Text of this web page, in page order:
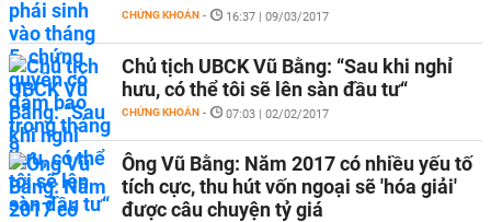
CHỨNG KHOÁN - 16:37 | 09/03/2017
Chủ tịch UBCK Vũ Bằng: “Sau khi nghỉ
hưu, có thể tôi sẽ lên sàn đầu tư“
CHỨNG KHOÁN - 07:03 | 02/02/2017
Ông Vũ Bằng: Năm 2017 có nhiều yếu tố
tích cực, thu hút vốn ngoại sẽ 'hóa giải'
được câu chuyện tỷ giá